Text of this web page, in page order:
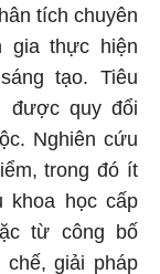
tích chuyên
gia thực hiện
tạo. Tiêu
được quy đổi
Nghiên cứu
trong đó ít
khoa học cấp
từ công bố
giải pháp